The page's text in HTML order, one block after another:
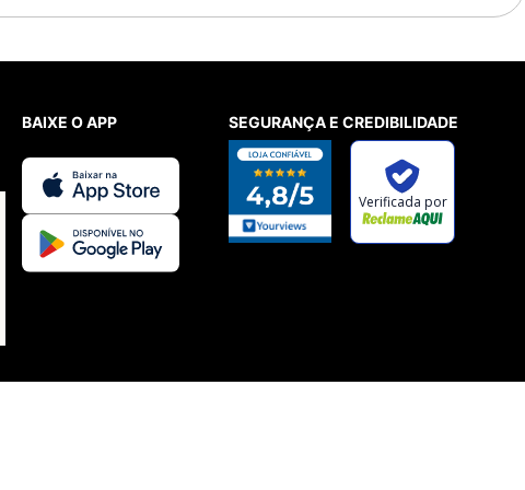
BAIXE O APP SEGURANÇA E CREDIBILIDADE